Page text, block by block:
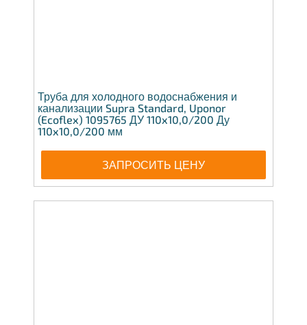
Труба для холодного водоснабжения и
канализации Supra Standard, Uponor
(Ecoflex) 1095765 ДУ 110x10,0/200 Ду
110x10,0/200 мм
ЗАПРОСИТЬ ЦЕНУ